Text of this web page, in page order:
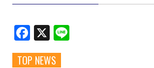
クラブ・会社情報
Facebook
X
TOP NEWS